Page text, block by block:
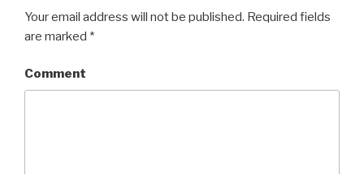
Your email address will not be published. Required fields
are marked *
Comment